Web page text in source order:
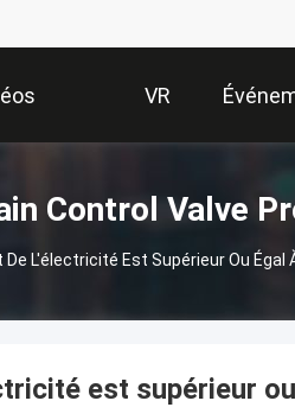
VR
Show
Control Valve
De L'électricité Est Supérieur Ou Égal
est supérieur